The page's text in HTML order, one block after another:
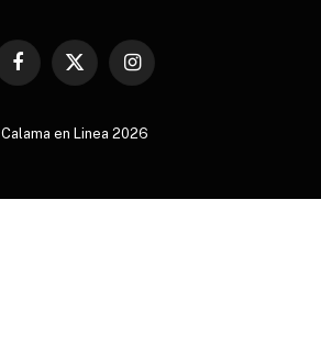
Facebook
X
Instagram
Calama en Linea 2026